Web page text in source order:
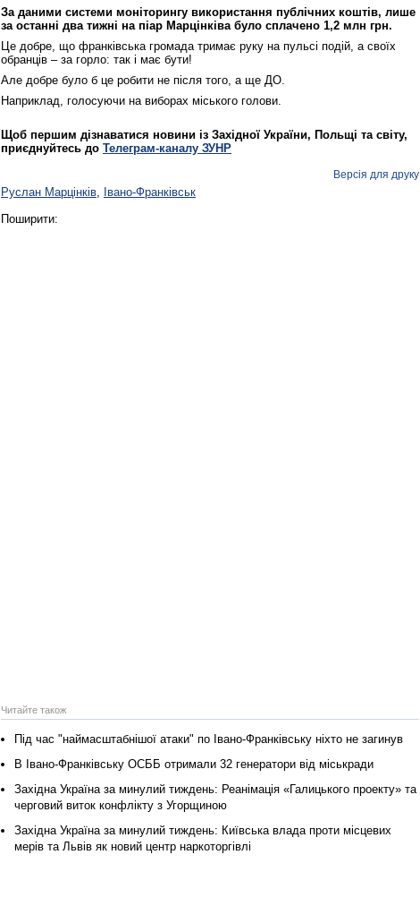
За даними системи моніторингу використання публічних коштів, лише
за останні два тижні на піар Марцінківа було сплачено 1,2 млн грн.
Це добре, що франківська громада тримає руку на пульсі подій, а своїх
обранців – за горло: так і має бути!
Але добре було б це робити не після того, а ще ДО.
Наприклад, голосуючи на виборах міського голови.
Щоб першим дізнаватися новини із Західної України, Польщі та світу,
приєднуйтесь до Телеграм-каналу ЗУНР
Версія для друку
Руслан Марцінків,
Івано-Франківськ
Поширити:
Читайте також
Під час "наймасштабнішої атаки" по Івано-Франківську ніхто не загинув
В Івано-Франківську ОСББ отримали 32 генератори від міськради
Західна Україна за минулий тиждень: Реанімація «Галицького проекту» та
черговий виток конфлікту з Угорщиною
Західна Україна за минулий тиждень: Київська влада проти місцевих
мерів та Львів як новий центр наркоторгівлі
Реконструкція подій 1 листопада